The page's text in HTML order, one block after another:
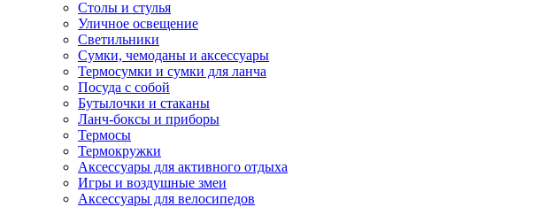
Столы и стулья
Уличное освещение
Светильники
Сумки, чемоданы и аксессуары
Термосумки и сумки для ланча
Посуда с собой
Бутылочки и стаканы
Ланч-боксы и приборы
Термосы
Термокружки
Аксессуары для активного отдыха
Игры и воздушные змеи
Аксессуары для велосипедов